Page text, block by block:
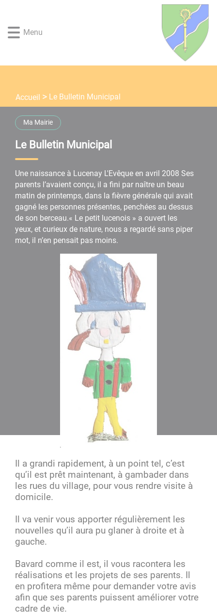
rapide
au
rapide
au
rapide
rapide
au
Menu
Accueil Le Bulletin Municipal
Ma Mairie
Le Bulletin Municipal
Une naissance à Lucenay L'Evêque en avril 2008 Ses
parents l’avaient conçu, il a fini par naître un beau
matin de printemps, dans la fièvre générale qui avait
gagné les personnes présentes, penchées au dessus
de son berceau.« Le petit lucenois » a ouvert les
yeux, et curieux de nature, nous a regardé sans piper
mot, il n’en pensait pas moins.
Il a grandi rapidement, à un point tel, c’est
qu’il est prêt maintenant, à gambader dans
les rues du village, pour vous rendre visite à
domicile.
Il va venir vous apporter régulièrement les
nouvelles qu’il aura pu glaner à droite et à
gauche.
Bavard comme il est, il vous racontera les
réalisations et les projets de ses parents. Il
en profitera même pour demander votre avis
afin que ses parents puissent améliorer votre
cadre de vie.